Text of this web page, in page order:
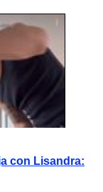
con Lisandra: